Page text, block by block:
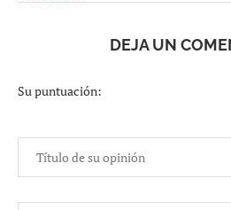
DEJA UN
Su puntuación: